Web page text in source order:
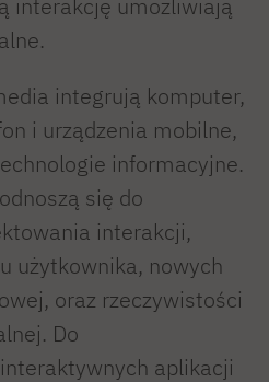
interakcję umożliwiają
integrują komputer,
i urządzenia mobilne,
informacyjne.
się do
interakcji,
użytkownika, nowych
oraz rzeczywistości
Do
aplikacji